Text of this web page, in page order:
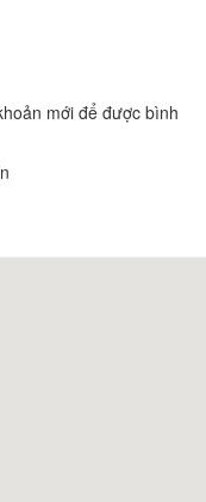
mới để được bình